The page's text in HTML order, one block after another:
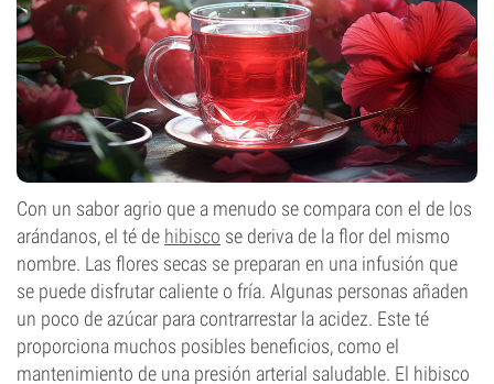
Con un sabor agrio que a menudo se compara con el de los
arándanos, el té de hibisco se deriva de la flor del mismo
nombre. Las flores secas se preparan en una infusión que
se puede disfrutar caliente o fría. Algunas personas añaden
un poco de azúcar para contrarrestar la acidez. Este té
proporciona muchos posibles beneficios, como el
mantenimiento de una presión arterial saludable. El hibisco